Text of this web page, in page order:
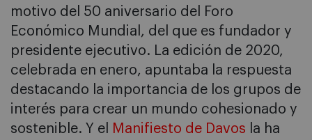
motivo del 50 aniversario del Foro
Económico Mundial, del que es fundador y
presidente ejecutivo. La edición de 2020,
celebrada en enero, apuntaba la respuesta
destacando la importancia de los grupos de
interés para crear un mundo cohesionado y
sostenible. Y el
Manifiesto de Davos la ha